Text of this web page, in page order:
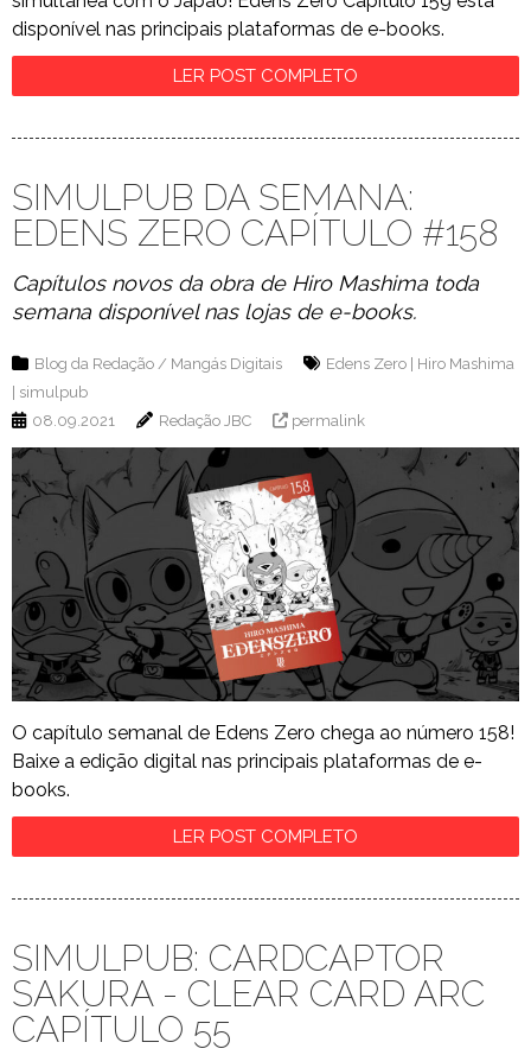
disponível nas principais plataformas de e-books.
LER POST COMPLETO
SIMULPUB DA SEMANA:
EDENS ZERO CAPÍTULO #158
Capítulos novos da obra de Hiro Mashima toda
semana disponível nas lojas de e-books.
Blog da Redação / Mangás Digitais Edens Zero
Hiro Mashima
simulpub
08.09.2021
Redação JBC permalink
O capítulo semanal de Edens Zero chega ao número 158!
Baixe a edição digital nas principais plataformas de e-
books.
LER POST COMPLETO
SIMULPUB: CARDCAPTOR
SAKURA - CLEAR CARD ARC
CAPÍTULO 55